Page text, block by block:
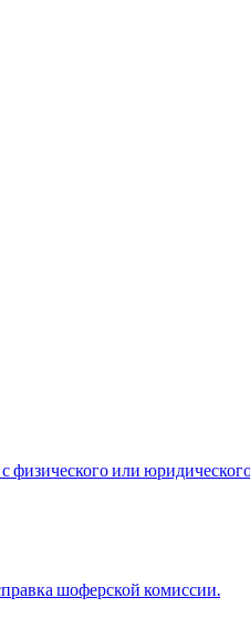
физического или
шоферской комиссии.